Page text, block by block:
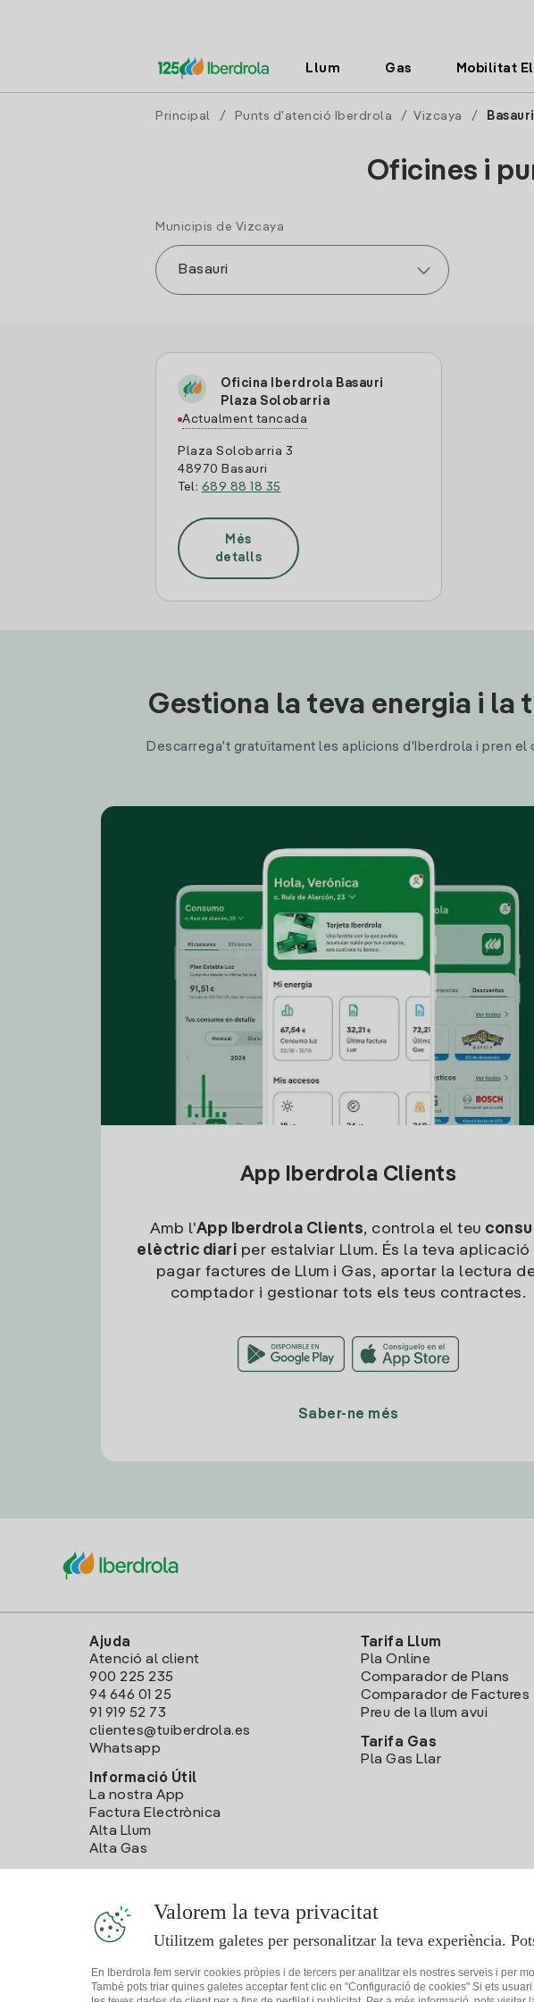
Llum Gas Mobilitat
Principal / Punts d'atenció Iberdrola / Vizcaya / Basauri
Oficines i
Municipis de Vizcaya
Oficina Iberdrola Basauri
Plaza Solobarria
Actualment tancada
Plaza Solobarria 3
48970 Basauri
Tel: 689 88 18 35
Més
detalls
Gestiona la teva energia i
Descarrega't gratuïtament les aplicions d'Iberdrola i pren
App Iberdrola Clients
Amb l'App Iberdrola Clients, controla el teu
elèctric diari per estalviar Llum. És la teva aplicació
pagar factures de Llum i Gas, aportar la lectura
comptador i gestionar tots els teus contractes.
Saber-ne més
Ajuda
Atenció al client
900 225 235
94 646 01 25
91 919 52 73
clientes@tuiberdrola.es
Whatsapp
Informació Útil
La nostra App
Factura Electrònica
Alta Llum
Alta Gas
Tarifa Llum
Pla Online
Comparador de Plans
Comparador de Factures
Preu de la llum avui
Tarifa Gas
Pla Gas Llar
Valorem la teva privacitat
Utilitzem galetes per personalitzar la teva experiència.
En Iberdrola fem servir cookies pròpies i de tercers per analitzar els nostres serveis i per
També pots triar quines galetes acceptar fent clic en "Configuració de cookies" Si ets